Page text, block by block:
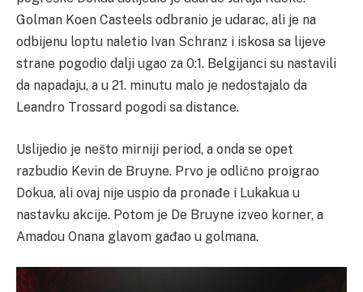
Golman Koen Casteels odbranio je udarac, ali je na
odbijenu loptu naletio Ivan Schranz i iskosa sa lijeve
strane pogodio dalji ugao za 0:1. Belgijanci su nastavili
da napadaju, a u 21. minutu malo je nedostajalo da
Leandro Trossard pogodi sa distance.
Uslijedio je nešto mirniji period, a onda se opet
razbudio Kevin de Bruyne. Prvo je odlično proigrao
Dokua, ali ovaj nije uspio da pronađe i Lukakua u
nastavku akcije. Potom je De Bruyne izveo korner, a
Amadou Onana glavom gađao u golmana.